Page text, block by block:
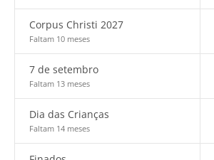
Corpus Christi 2027
Faltam 10 meses
7 de setembro
Faltam 13 meses
Dia das Crianças
Faltam 14 meses